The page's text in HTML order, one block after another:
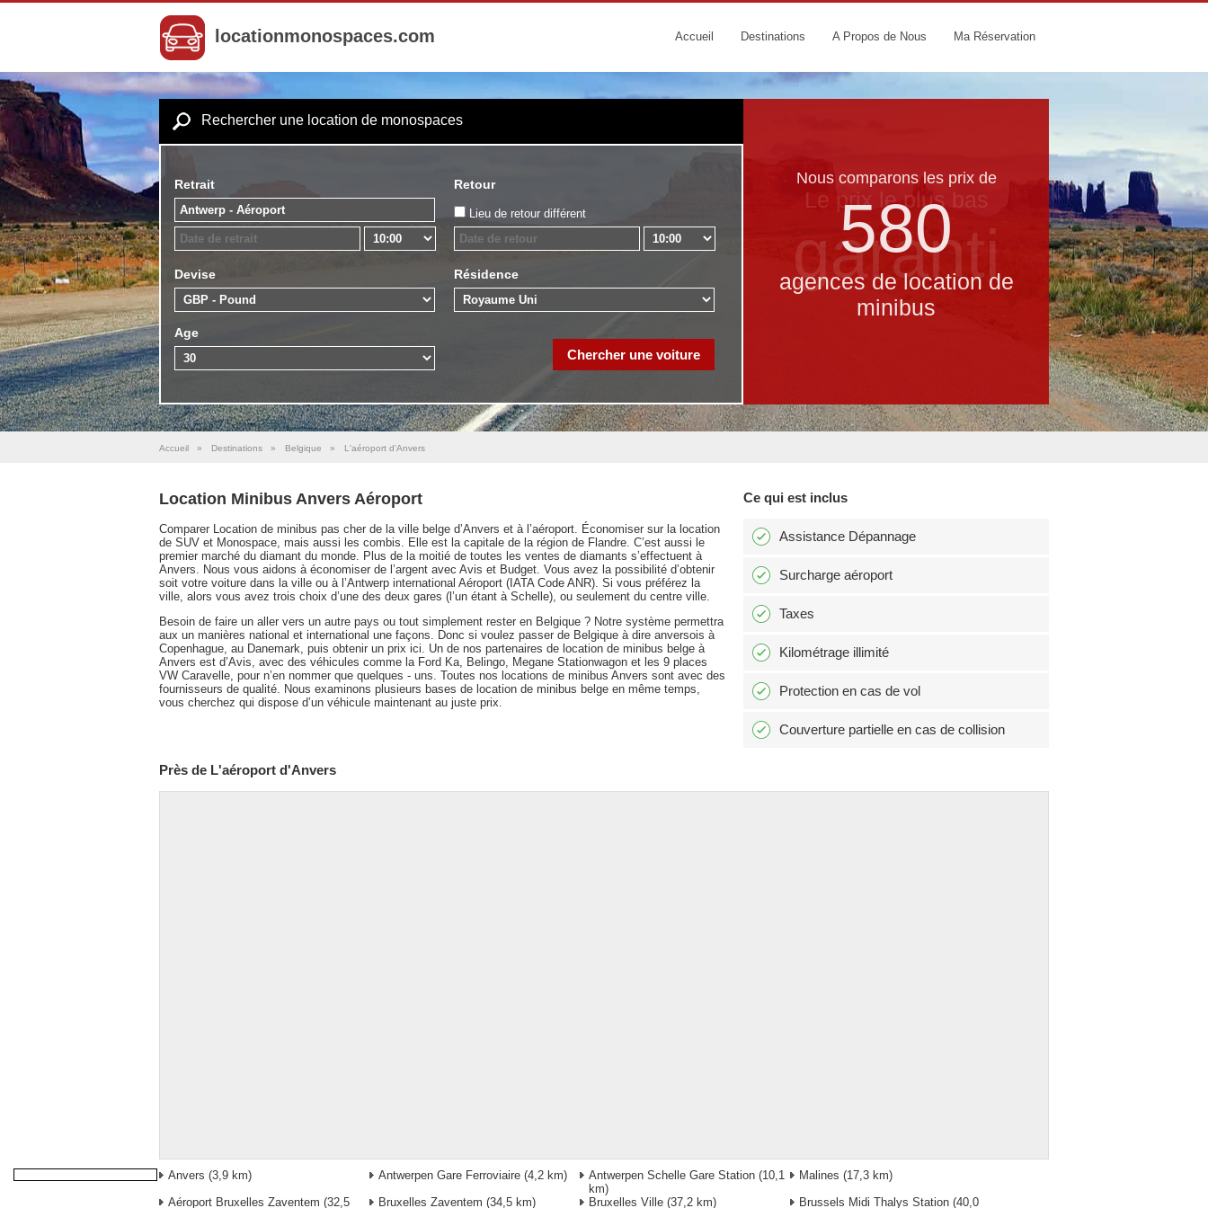
locationmonospaces.com Accueil Destinations A Propos de Nous Ma Réservation
Rechercher une location de monospaces
Retrait Retour
Lieu de retour différent
Devise Résidence
Age
Nous comparons les prix de
580
agences de location de
minibus
Le prix le​ plus bas
garanti
Accueil » Destinations » Belgique » L'aéroport d'Anvers
Location Minibus Anvers Aéroport
Comparer Location de minibus pas cher de la ville belge d’Anvers et à l’aéroport. Économiser sur la location
de SUV et Monospace, mais aussi les combis. Elle est la capitale de la région de Flandre. C’est aussi le
premier marché du diamant du monde. Plus de la moitié de toutes les ventes de diamants s’effectuent à
Anvers. Nous vous aidons à économiser de l’argent avec Avis et Budget. Vous avez la possibilité d’obtenir
soit votre voiture dans la ville ou à l’Antwerp international Aéroport (IATA Code ANR). Si vous préférez la
ville, alors vous avez trois choix d’une des deux gares (l’un étant à Schelle), ou seulement du centre ville.
Besoin de faire un aller vers un autre pays ou tout simplement rester en Belgique ? Notre système permettra
aux un manières national et international une façons. Donc si voulez passer de Belgique à dire anversois à
Copenhague, au Danemark, puis obtenir un prix ici. Un de nos partenaires de location de minibus belge à
Anvers est d’Avis, avec des véhicules comme la Ford Ka, Belingo, Megane Stationwagon et les 9 places
VW Caravelle, pour n’en nommer que quelques - uns. Toutes nos locations de minibus Anvers sont avec des
fournisseurs de qualité. Nous examinons plusieurs bases de location de minibus belge en même temps,
vous cherchez qui dispose d’un véhicule maintenant au juste prix.
Ce qui est inclus
Assistance Dépannage
Surcharge aéroport
Taxes
Kilométrage illimité
Protection en cas de vol
Couverture partielle en cas de collision
Près de L'aéroport d'Anvers
Anvers (3,9 km) Antwerpen Gare Ferroviaire (4,2 km) Antwerpen Schelle Gare Station (10,1
km)
Malines (17,3 km)
Aéroport Bruxelles Zaventem (32,5 Bruxelles Zaventem (34,5 km) Bruxelles Ville (37,2 km) Brussels Midi Thalys Station (40,0